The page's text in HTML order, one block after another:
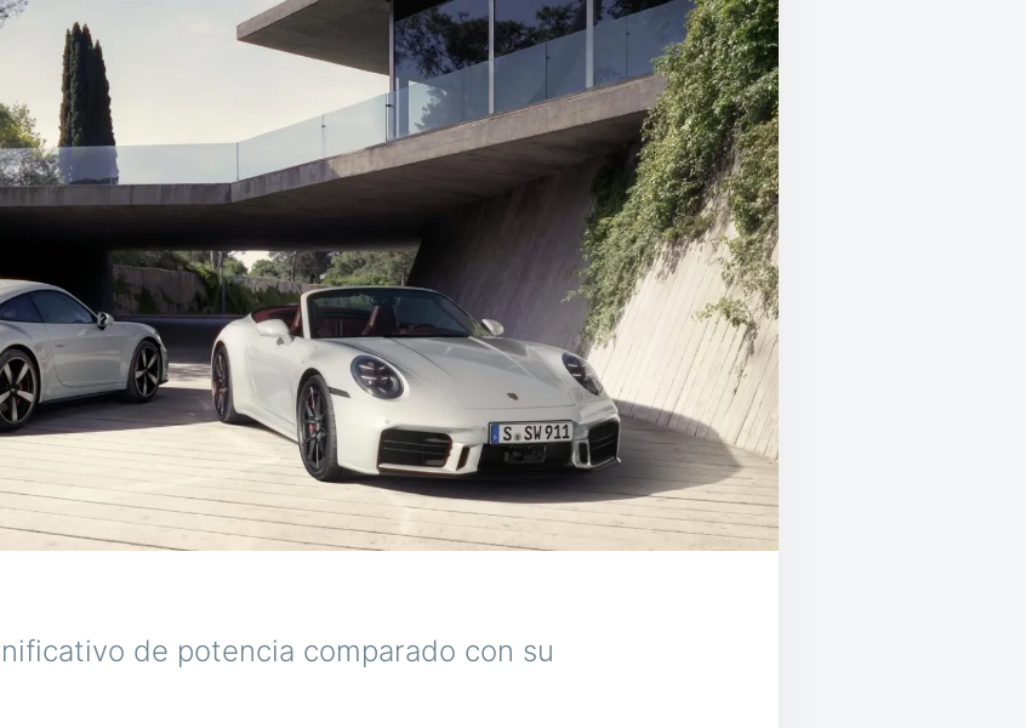
de potencia comparado con su